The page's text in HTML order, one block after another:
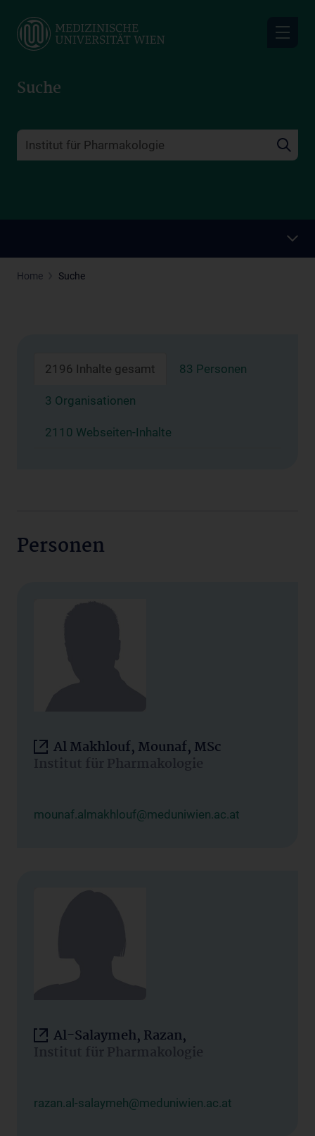
main
Suche
Home Suche
2196 Inhalte gesamt 83 Personen
3 Organisationen
2110 Webseiten-Inhalte
Personen
Al Makhlouf, Mounaf, MSc
Institut für Pharmakologie
mounaf.almakhlouf@meduniwien.ac.at
Al-Salaymeh, Razan,
Institut für Pharmakologie
razan.al-salaymeh@meduniwien.ac.at